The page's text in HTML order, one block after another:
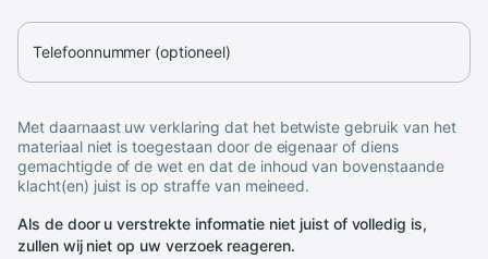
Telefoonnummer (optioneel)
Met daarnaast uw verklaring dat het betwiste gebruik van het
materiaal niet is toegestaan door de eigenaar of diens
gemachtigde of de wet en dat de inhoud van bovenstaande
klacht(en) juist is op straffe van meineed.
Als de door u verstrekte informatie niet juist of volledig is,
zullen wij niet op uw verzoek reageren.